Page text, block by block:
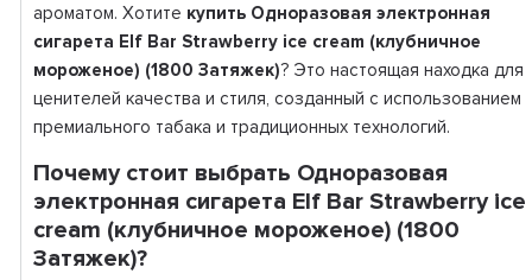
ароматом. Хотите купить Одноразовая электронная
сигарета Elf Bar Strawberry ice cream (клубничное
мороженое) (1800 Затяжек)? Это настоящая находка для
ценителей качества и стиля, созданный с использованием
премиального табака и традиционных технологий.
Почему стоит выбрать Одноразовая
электронная сигарета Elf Bar Strawberry ice
cream (клубничное мороженое) (1800
Затяжек)?